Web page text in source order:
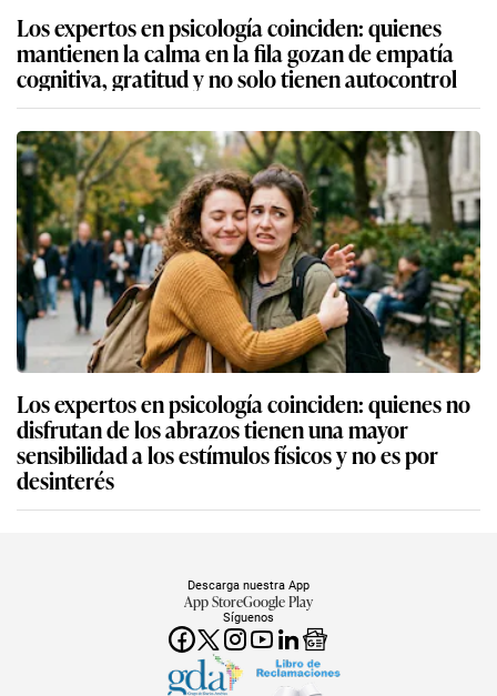
Los expertos en psicología coinciden: quienes
mantienen la calma en la fila gozan de empatía
cognitiva, gratitud y no solo tienen autocontrol
Los expertos en psicología coinciden: quienes no
disfrutan de los abrazos tienen una mayor
sensibilidad a los estímulos físicos y no es por
desinterés
Síguenos
Descarga nuestra App
App StoreGoogle Play